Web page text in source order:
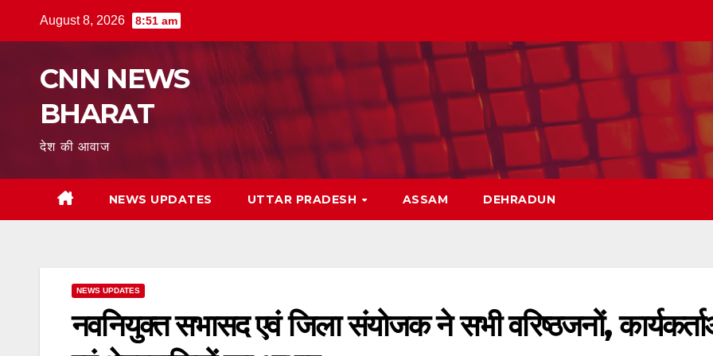
August 8, 2026 8:51 am
CNN NEWS
BHARAT
देश की आवाज
NEWS UPDATES UTTAR PRADESH ASSAM DEHRADUN
NEWS UPDATES
नवनियुक्त सभासद एवं जिला संयोजक ने सभी वरिष्ठजनों,